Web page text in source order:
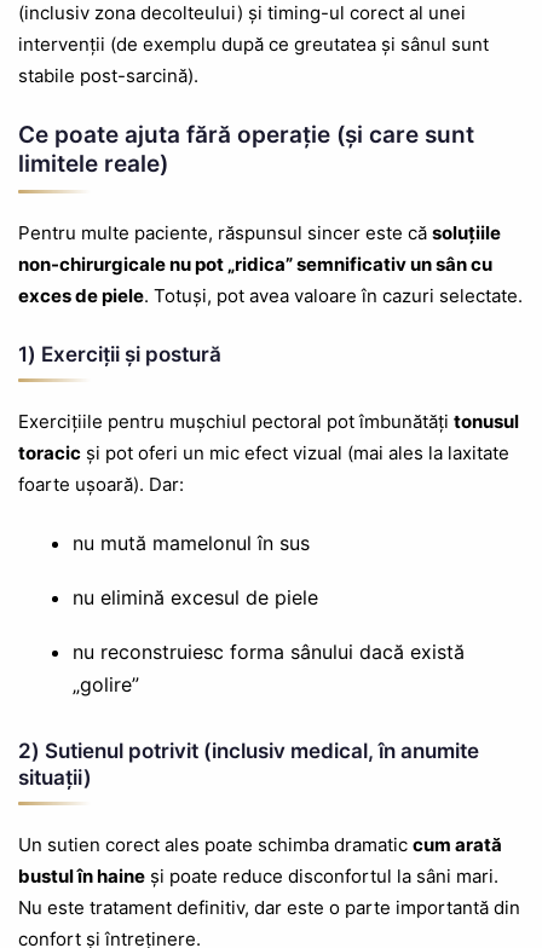
(inclusiv zona decolteului) și timing-ul corect al unei
intervenții (de exemplu după ce greutatea și sânul sunt
stabile post-sarcină).
Ce poate ajuta fără operație (și care sunt
limitele reale)
Pentru multe paciente, răspunsul sincer este că soluțiile
non-chirurgicale nu pot „ridica” semnificativ un sân cu
exces de piele. Totuși, pot avea valoare în cazuri selectate.
1) Exerciții și postură
Exercițiile pentru mușchiul pectoral pot îmbunătăți tonusul
toracic și pot oferi un mic efect vizual (mai ales la laxitate
foarte ușoară). Dar:
nu mută mamelonul în sus
nu elimină excesul de piele
nu reconstruiesc forma sânului dacă există
„golire”
2) Sutienul potrivit (inclusiv medical, în anumite
situații)
Un sutien corect ales poate schimba dramatic cum arată
bustul în haine și poate reduce disconfortul la sâni mari.
Nu este tratament definitiv, dar este o parte importantă din
confort și întreținere.